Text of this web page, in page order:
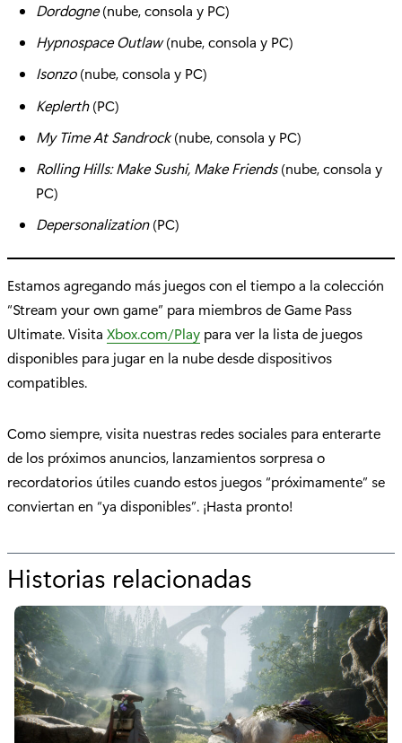
Dordogne(nube, consola y PC)
Hypnospace Outlaw(nube, consola y PC)
Isonzo(nube, consola y PC)
Keplerth(PC)
My Time At Sandrock(nube, consola y PC)
Rolling Hills: Make Sushi, Make Friends(nube, consola y
PC)
Depersonalization(PC)
Estamos agregando más juegos con el tiempo a la colección
“Stream your own game” para miembros de Game Pass
Ultimate. Visita Xbox.com/Play para ver la lista de juegos
disponibles para jugar en la nube desde dispositivos
compatibles.
Como siempre, visita nuestras redes sociales para enterarte
de los próximos anuncios, lanzamientos sorpresa o
recordatorios útiles cuando estos juegos “próximamente” se
conviertan en “ya disponibles”. ¡Hasta pronto!
Historias relacionadas
o
r
"
P